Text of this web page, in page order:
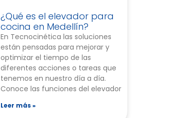
¿Qué es el elevador para
cocina en Medellín?
En Tecnocinética las soluciones
están pensadas para mejorar y
optimizar el tiempo de las
diferentes acciones o tareas que
tenemos en nuestro día a día.
Conoce las funciones del elevador
Leer más »